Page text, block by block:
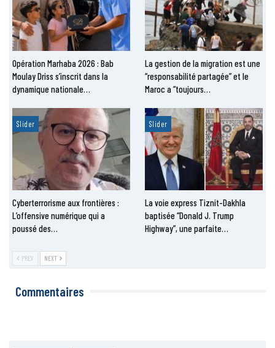
Opération Marhaba 2026 : Bab
Moulay Driss s’inscrit dans la
dynamique nationale…
La gestion de la migration est une
“responsabilité partagée” et le
Maroc a “toujours…
Slider
Cyberterrorisme aux frontières :
L’offensive numérique qui a
poussé des…
Slider
La voie express Tiznit-Dakhla
baptisée “Donald J. Trump
Highway”, une parfaite…
PREV NEXT
Commentaires